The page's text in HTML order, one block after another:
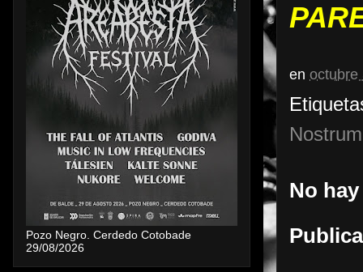
en octubre
Nostrum
No
Pozo Negro. Cerdedo Cotobade
29/08/2026